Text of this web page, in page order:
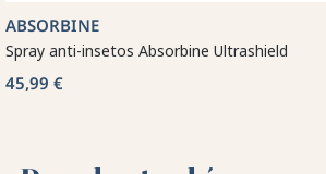
ABSORBINE
Spray anti-insetos Absorbine Ultrashield
45,99 €